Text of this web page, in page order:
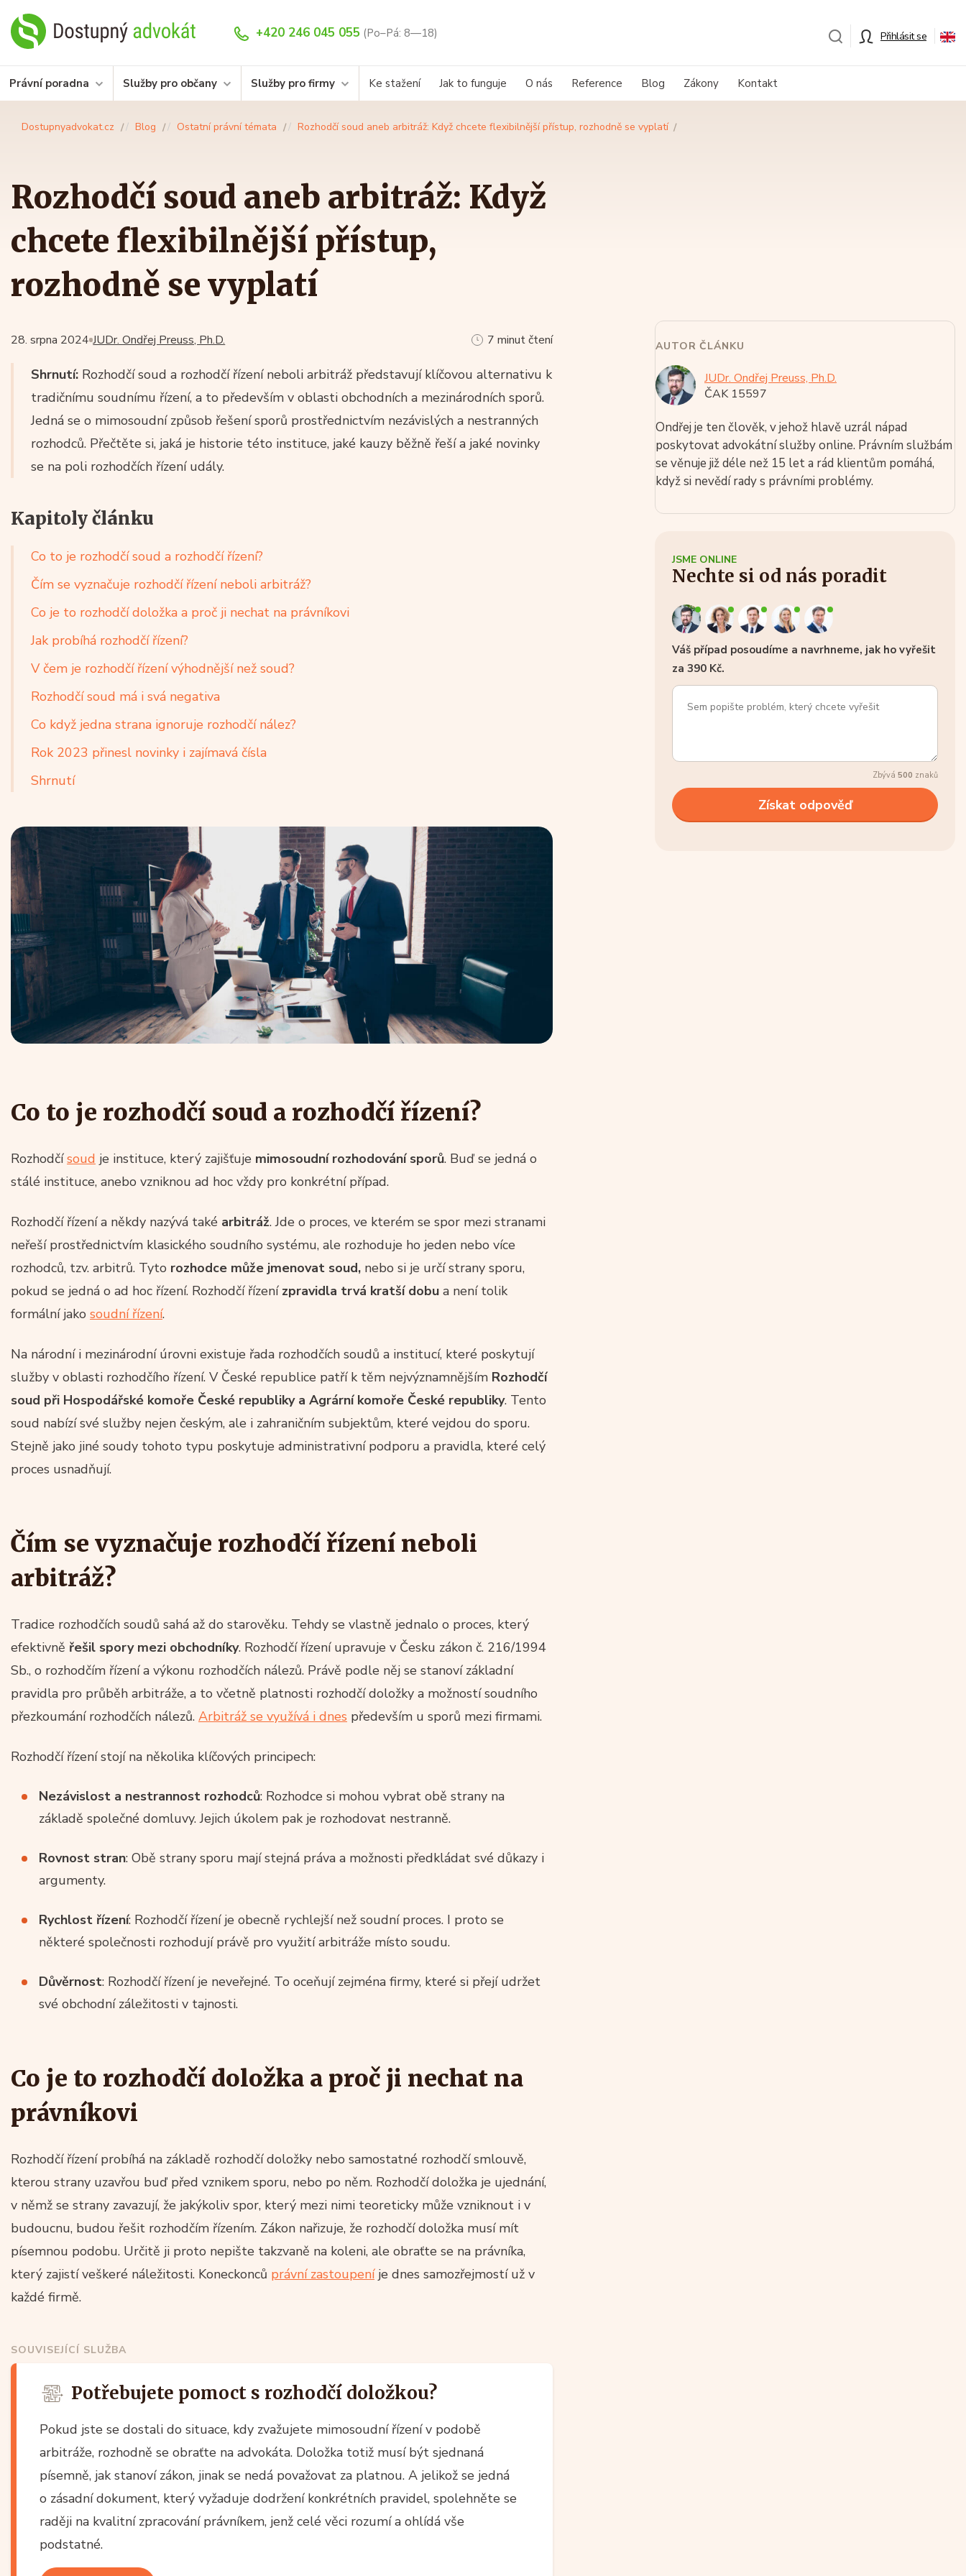
+420 246 045 055 (Po–Pá: 8—18) Přihlásit se
Právní poradna Služby pro občany Služby pro firmy Ke stažení Jak to funguje O nás Reference Blog Zákony Kontakt
Dostupnyadvokat.cz Blog Ostatní právní témata Rozhodčí soud aneb arbitráž: Když chcete flexibilnější přístup, rozhodně se vyplatí
Rozhodčí soud aneb arbitráž: Když
chcete flexibilnější přístup,
rozhodně se vyplatí
JUDr. Ondřej Preuss, Ph.D.
28. srpna 2024 7 minut čtení
Shrnutí: Rozhodčí soud a rozhodčí řízení neboli arbitráž představují klíčovou alternativu k
tradičnímu soudnímu řízení, a to především v oblasti obchodních a mezinárodních sporů.
Jedná se o mimosoudní způsob řešení sporů prostřednictvím nezávislých a nestranných
rozhodců. Přečtěte si, jaká je historie této instituce, jaké kauzy běžně řeší a jaké novinky
se na poli rozhodčích řízení udály.
Kapitoly článku
Co to je rozhodčí soud a rozhodčí řízení?
Čím se vyznačuje rozhodčí řízení neboli arbitráž?
Co je to rozhodčí doložka a proč ji nechat na právníkovi
Jak probíhá rozhodčí řízení?
V čem je rozhodčí řízení výhodnější než soud?
Rozhodčí soud má i svá negativa
Co když jedna strana ignoruje rozhodčí nález?
Rok 2023 přinesl novinky i zajímavá čísla
Shrnutí
Co to je rozhodčí soud a rozhodčí řízení?
Rozhodčísoud je instituce, který zajišťuje mimosoudní rozhodování sporů. Buď se jedná o
stálé instituce, anebo vzniknou ad hoc vždy pro konkrétní případ.
Rozhodčí řízení a někdy nazývá také arbitráž. Jde o proces, ve kterém se spor mezi stranami
neřeší prostřednictvím klasického soudního systému, ale rozhoduje ho jeden nebo více
rozhodců, tzv. arbitrů. Tyto rozhodce může jmenovat soud, nebo si je určí strany sporu,
pokud se jedná o ad hoc řízení. Rozhodčí řízení zpravidla trvá kratší dobu a není tolik
formální jako soudní řízení.
Na národní i mezinárodní úrovni existuje řada rozhodčích soudů a institucí, které poskytují
služby v oblasti rozhodčího řízení. V České republice patří k těm nejvýznamnějším Rozhodčí
soud při Hospodářské komoře České republiky a Agrární komoře České republiky. Tento
soud nabízí své služby nejen českým, ale i zahraničním subjektům, které vejdou do sporu.
Stejně jako jiné soudy tohoto typu poskytuje administrativní podporu a pravidla, které celý
proces usnadňují.
Čím se vyznačuje rozhodčí řízení neboli
arbitráž?
Tradice rozhodčích soudů sahá až do starověku. Tehdy se vlastně jednalo o proces, který
efektivně řešil spory mezi obchodníky. Rozhodčí řízení upravuje v Česku zákon č. 216/1994
Sb., o rozhodčím řízení a výkonu rozhodčích nálezů. Právě podle něj se stanoví základní
pravidla pro průběh arbitráže, a to včetně platnosti rozhodčí doložky a možností soudního
přezkoumání rozhodčích nálezů. Arbitráž se využívá i dnes především u sporů mezi firmami.
Rozhodčí řízení stojí na několika klíčových principech:
Nezávislost a nestrannost rozhodců: Rozhodce si mohou vybrat obě strany na
základě společné domluvy. Jejich úkolem pak je rozhodovat nestranně.
Rovnost stran: Obě strany sporu mají stejná práva a možnosti předkládat své důkazy i
argumenty.
Rychlost řízení: Rozhodčí řízení je obecně rychlejší než soudní proces. I proto se
některé společnosti rozhodují právě pro využití arbitráže místo soudu.
Důvěrnost: Rozhodčí řízení je neveřejné. To oceňují zejména firmy, které si přejí udržet
své obchodní záležitosti v tajnosti.
Co je to rozhodčí doložka a proč ji nechat na
právníkovi
Rozhodčí řízení probíhá na základě rozhodčí doložky nebo samostatné rozhodčí smlouvě,
kterou strany uzavřou buď před vznikem sporu, nebo po něm. Rozhodčí doložka je ujednání,
v němž se strany zavazují, že jakýkoliv spor, který mezi nimi teoreticky může vzniknout i v
budoucnu, budou řešit rozhodčím řízením. Zákon nařizuje, že rozhodčí doložka musí mít
písemnou podobu. Určitě ji proto nepište takzvaně na koleni, ale obraťte se na právníka,
který zajistí veškeré náležitosti. Koneckonců právní zastoupeníje dnes samozřejmostí už v
každé firmě.
SOUVISEJÍCÍ SLUŽBA
Potřebujete pomoct s rozhodčí doložkou?
Pokud jste se dostali do situace, kdy zvažujete mimosoudní řízení v podobě
arbitráže, rozhodně se obraťte na advokáta. Doložka totiž musí být sjednaná
písemně, jak stanoví zákon, jinak se nedá považovat za platnou. A jelikož se jedná
o zásadní dokument, který vyžaduje dodržení konkrétních pravidel, spolehněte se
raději na kvalitní zpracování právníkem, jenž celé věci rozumí a ohlídá vše
podstatné.
AUTOR ČLÁNKU
JUDr. Ondřej Preuss, Ph.D.
ČAK 15597
Ondřej je ten člověk, v jehož hlavě uzrál nápad
poskytovat advokátní služby online. Právním službám
se věnuje již déle než 15 let a rád klientům pomáhá,
když si nevědí rady s právními problémy.
JSME ONLINE
Nechte si od nás poradit
Váš případ posoudíme a navrhneme, jak ho vyřešit
za 390 Kč.
Zbývá 500 znaků